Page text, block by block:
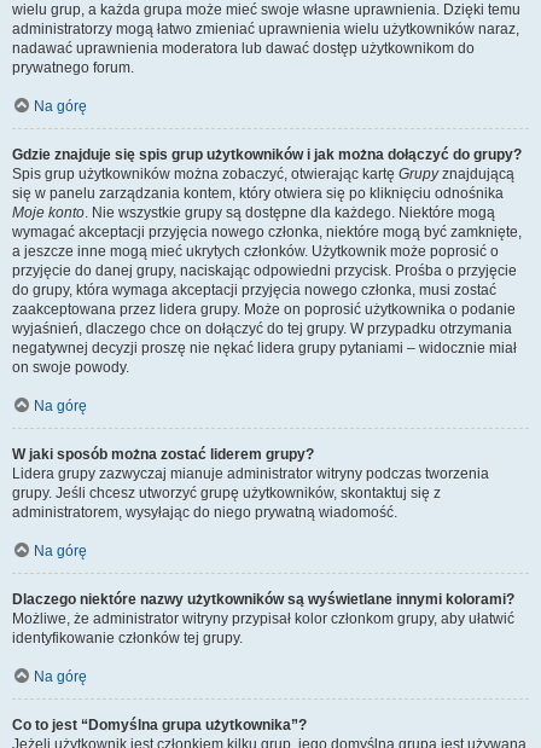
wielu grup, a każda grupa może mieć swoje własne uprawnienia. Dzięki temu
administratorzy mogą łatwo zmieniać uprawnienia wielu użytkowników naraz,
nadawać uprawnienia moderatora lub dawać dostęp użytkownikom do
prywatnego forum.
Na górę
Gdzie znajduje się spis grup użytkowników i jak można dołączyć do grupy?
Spis grup użytkowników można zobaczyć, otwierając kartę Grupyznajdującą
się w panelu zarządzania kontem, który otwiera się po kliknięciu odnośnika
Moje konto. Nie wszystkie grupy są dostępne dla każdego. Niektóre mogą
wymagać akceptacji przyjęcia nowego członka, niektóre mogą być zamknięte,
a jeszcze inne mogą mieć ukrytych członków. Użytkownik może poprosić o
przyjęcie do danej grupy, naciskając odpowiedni przycisk. Prośba o przyjęcie
do grupy, która wymaga akceptacji przyjęcia nowego członka, musi zostać
zaakceptowana przez lidera grupy. Może on poprosić użytkownika o podanie
wyjaśnień, dlaczego chce on dołączyć do tej grupy. W przypadku otrzymania
negatywnej decyzji proszę nie nękać lidera grupy pytaniami – widocznie miał
on swoje powody.
Na górę
W jaki sposób można zostać liderem grupy?
Lidera grupy zazwyczaj mianuje administrator witryny podczas tworzenia
grupy. Jeśli chcesz utworzyć grupę użytkowników, skontaktuj się z
administratorem, wysyłając do niego prywatną wiadomość.
Na górę
Dlaczego niektóre nazwy użytkowników są wyświetlane innymi kolorami?
Możliwe, że administrator witryny przypisał kolor członkom grupy, aby ułatwić
identyfikowanie członków tej grupy.
Na górę
Co to jest “Domyślna grupa użytkownika”?
Jeżeli użytkownik jest członkiem kilku grup, jego domyślna grupa jest używana